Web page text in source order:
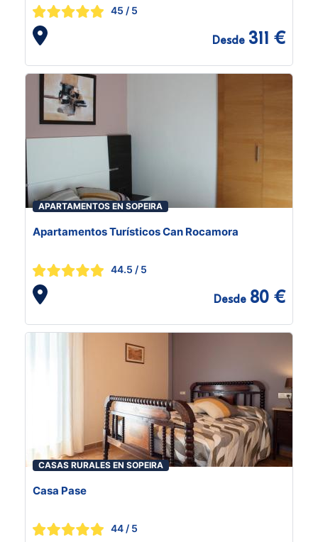
45 / 5
Desde 311 €
APARTAMENTOS EN SOPEIRA
Apartamentos Turísticos Can Rocamora
44.5 / 5
Desde 80 €
CASAS RURALES EN SOPEIRA
Casa Pase
44 / 5